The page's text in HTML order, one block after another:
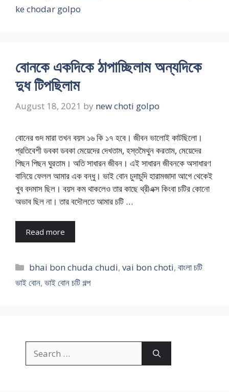
ke chodar golpo
বোনকে একদিকে ঠাপাচ্ছিলাম অন্যদিকে
দুধ টিপছিলাম
August 18, 2021 by new choti golpo
বোনের গুদ মারা তখন বয়স ১৬ কি ১৭ হবে। জীবন ভালোই কাটছিলো।
প্রতিবেশী ডবকা ডবকা মেয়েদের দেখতাম, হস্তমৈথুন করতাম, মেয়েদের
পিছন পিছন ঘুরতাম। অতি সাধারন জীবন। এই সাধারন জীবনকে অসাধারণ
বানিয়ে ফেলল আমার এক বন্ধু। ভাই বোন চুদাচুদি হারামজাদা আগে থেকেই
খুব বদমাস ছিল। বয়স কম থাকলেও তার কাছে থ্রীএক্স কিংবা চটির কোনো
অভাব ছিল না। তার বদৌলতে আমার চটি …
Read more
Categories
bhai bon chuda chudi,vai bon choti,বাংলা চটি
ভাই বোন, ভাই বোন চটি গল্প
for: